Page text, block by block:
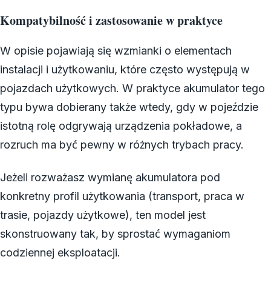
Kompatybilność i zastosowanie w praktyce
W opisie pojawiają się wzmianki o elementach
instalacji i użytkowaniu, które często występują w
pojazdach użytkowych. W praktyce akumulator tego
typu bywa dobierany także wtedy, gdy w pojeździe
istotną rolę odgrywają urządzenia pokładowe, a
rozruch ma być pewny w różnych trybach pracy.
Jeżeli rozważasz wymianę akumulatora pod
konkretny profil użytkowania (transport, praca w
trasie, pojazdy użytkowe), ten model jest
skonstruowany tak, by sprostać wymaganiom
codziennej eksploatacji.